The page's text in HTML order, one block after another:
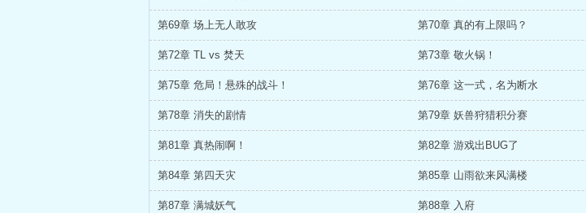
第69章 场上无人敢攻 第70章 真的有上限吗？
第72章 TL vs 焚天 第73章 敬火锅！
第75章 危局！悬殊的战斗！ 第76章 这一式，名为断水
第78章 消失的剧情 第79章 妖兽狩猎积分赛
第81章 真热闹啊！ 第82章 游戏出BUG了
第84章 第四天灾 第85章 山雨欲来风满楼
第87章 满城妖气 第88章 入府